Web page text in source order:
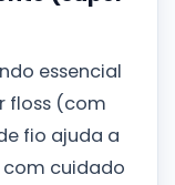
essencial
floss (com
fio ajuda a
com cuidado